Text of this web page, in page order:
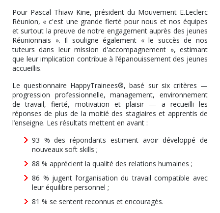
Pour Pascal Thiaw Kine, président du Mouvement E.Leclerc
Réunion, « c'est une grande fierté pour nous et nos équipes
et surtout la preuve de notre engagement auprès des jeunes
Réunionnais ». Il souligne également « le succès de nos
tuteurs dans leur mission d'accompagnement », estimant
que leur implication contribue à l’épanouissement des jeunes
accueillis.
Le questionnaire HappyTrainees®, basé sur six critères —
progression professionnelle, management, environnement
de travail, fierté, motivation et plaisir — a recueilli les
réponses de plus de la moitié des stagiaires et apprentis de
l’enseigne. Les résultats mettent en avant :
93 % des répondants estiment avoir développé de
nouveaux soft skills ;
88 % apprécient la qualité des relations humaines ;
86 % jugent l’organisation du travail compatible avec
leur équilibre personnel ;
81 % se sentent reconnus et encouragés.